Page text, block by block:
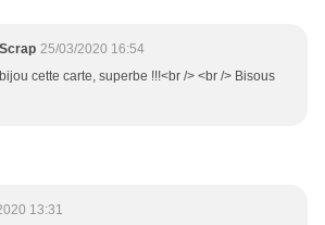
25/03/2020 16:54
cette carte, superbe !!!<br /> <br /> Bisous
13:31